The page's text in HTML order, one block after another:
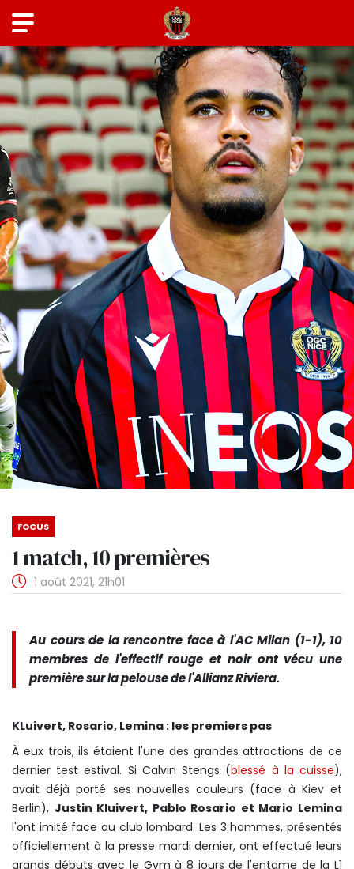
FOCUS
1 match, 10 premières
1 août 2021, 21h01
Au cours de la rencontre face à l'AC Milan (1-1), 10
membres de l'effectif rouge et noir ont vécu une
première sur la pelouse de l'Allianz Riviera.
KLuivert, Rosario, Lemina : les premiers pas
À eux trois, ils étaient l'une des grandes attractions de ce
dernier test estival. Si Calvin Stengs (blessé à la cuisse),
avait déjà porté ses nouvelles couleurs (face à Kiev et
Berlin), Justin Kluivert, Pablo Rosario et Mario Lemina
l'ont imité face au club lombard. Les 3 hommes, présentés
officiellement à la presse mardi dernier, ont effectué leurs
grands débuts avec le Gym à 8 jours de l'entame de la L1